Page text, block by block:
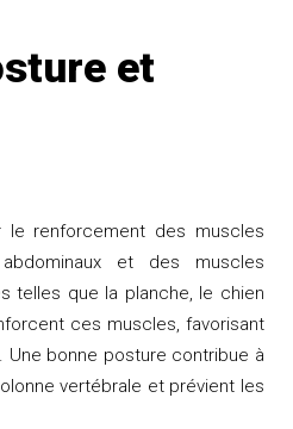
et
le renforcement des muscles
et des muscles
telles que la planche, le chien
ces muscles, favorisant
bonne posture contribue à
vertébrale et prévient les